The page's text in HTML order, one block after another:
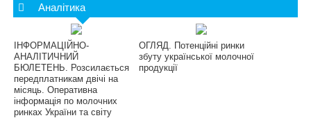
Аналітика
ІНФОРМАЦІЙНО-
АНАЛІТИЧНИЙ
БЮЛЕТЕНЬ. Розсилається
передплатникам двічі на
місяць. Оперативна
інформація по молочних
ринках України та світу
ОГЛЯД. Потенційні ринки
збуту української молочної
продукції